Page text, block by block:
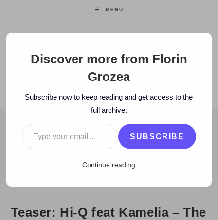
MENU
Florin Grozea
ENTREPRENEUR. FOUNDER/CEO MOCAPP.
BLOG
2010 > July > 9 > Hi-Q > Teaser: Hi-Q feat Kamelia – The One
Teaser: Hi-Q feat Kamelia – The
Discover more from Florin
Grozea
Subscribe now to keep reading and get access to the
full archive.
Type your email…
SUBSCRIBE
Continue reading